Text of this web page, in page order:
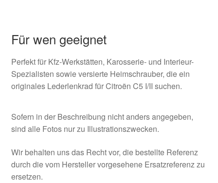
Für wen geeignet
Perfekt für Kfz-Werkstätten, Karosserie- und Interieur-
Spezialisten sowie versierte Heimschrauber, die ein
originales Lederlenkrad für Citroën C5 I/II suchen.
Sofern in der Beschreibung nicht anders angegeben,
sind alle Fotos nur zu Illustrationszwecken.
Wir behalten uns das Recht vor, die bestellte Referenz
durch die vom Hersteller vorgesehene Ersatzreferenz zu
ersetzen.